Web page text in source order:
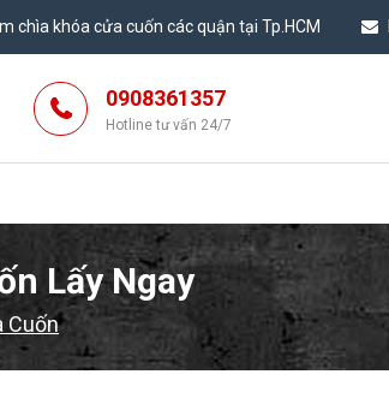
chìa khóa cửa cuốn các quận tại Tp.HCM
0908361357
Hotline tư vấn 24/7
Lấy Ngay
Cuốn